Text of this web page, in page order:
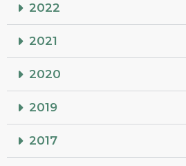
2022
2021
2020
2019
2017